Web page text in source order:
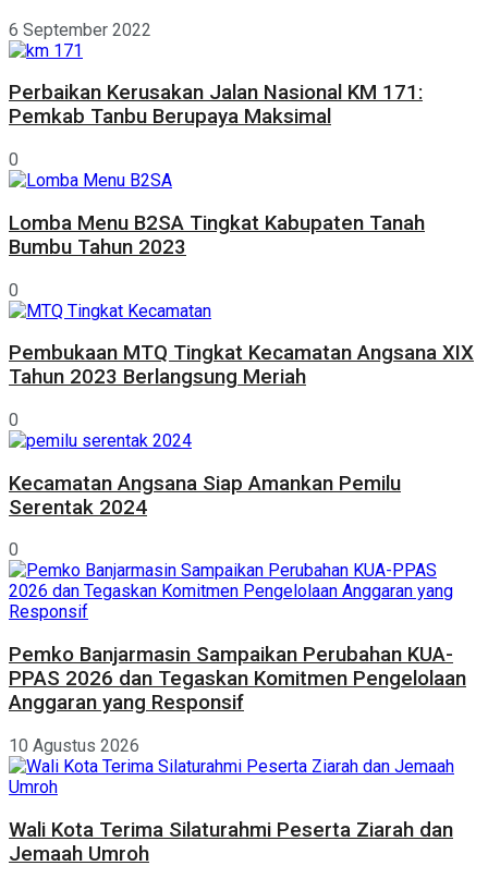
6 September 2022
Perbaikan Kerusakan Jalan Nasional KM 171:
Pemkab Tanbu Berupaya Maksimal
0
Lomba Menu B2SA Tingkat Kabupaten Tanah
Bumbu Tahun 2023
0
Pembukaan MTQ Tingkat Kecamatan Angsana XIX
Tahun 2023 Berlangsung Meriah
0
Kecamatan Angsana Siap Amankan Pemilu
Serentak 2024
0
Pemko Banjarmasin Sampaikan Perubahan KUA-
PPAS 2026 dan Tegaskan Komitmen Pengelolaan
Anggaran yang Responsif
10 Agustus 2026
Wali Kota Terima Silaturahmi Peserta Ziarah dan
Jemaah Umroh